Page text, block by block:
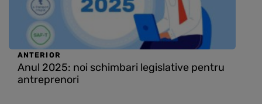
ANTERIOR
Anul 2025: noi schimbari legislative pentru
antreprenori